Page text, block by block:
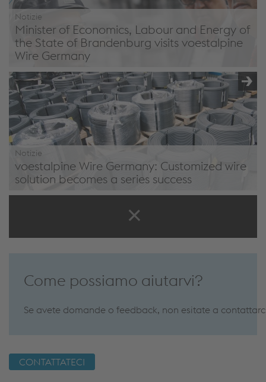
Notizie
Minister of Economics, Labour and Energy of
the State of Brandenburg visits voestalpine
Wire Germany
Minister of Economics, Labour and Energy of the State of
Brandenburg visits voestalpine Wire Germany
Notizie
voestalpine Wire Germany: Customized wire
solution becomes a series success
Come possiamo aiutarvi?
Se avete domande o feedback, non esitate a
CONTATTATECI